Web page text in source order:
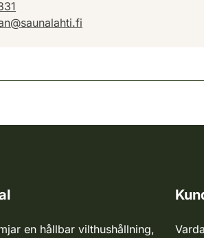
en hållbar vilthushållning,